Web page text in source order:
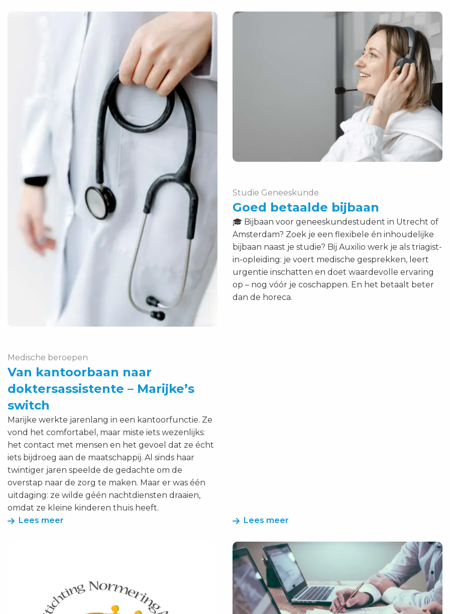
Medische beroepen
Van kantoorbaan naar
doktersassistente – Marijke’s
switch
Marijke werkte jarenlang in een kantoorfunctie. Ze
vond het comfortabel, maar miste iets wezenlijks:
het contact met mensen en het gevoel dat ze écht
iets bijdroeg aan de maatschappij. Al sinds haar
twintiger jaren speelde de gedachte om de
overstap naar de zorg te maken. Maar er was één
uitdaging: ze wilde géén nachtdiensten draaien,
omdat ze kleine kinderen thuis heeft.
Lees meer
doktersassistente
Studie Geneeskunde
Goed betaalde bijbaan
🎓 Bijbaan voor geneeskundestudent in Utrecht of
Amsterdam? Zoek je een flexibele én inhoudelijke
bijbaan naast je studie? Bij Auxilio werk je als triagist-
in-opleiding: je voert medische gesprekken, leert
urgentie inschatten en doet waardevolle ervaring
op – nog vóór je coschappen. En het betaalt beter
dan de horeca.
Lees meer
Lees
Lees
meer
over
Het
belang
van